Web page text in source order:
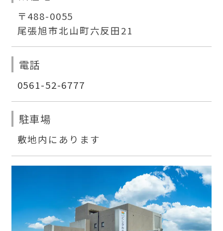
〒488-0055
尾張旭市北山町六反田21
電話
0561-52-6777
駐車場
敷地内にあります